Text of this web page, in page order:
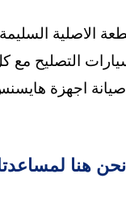
الاصلية السليمة
التصليح مع
اجهزة
هنا